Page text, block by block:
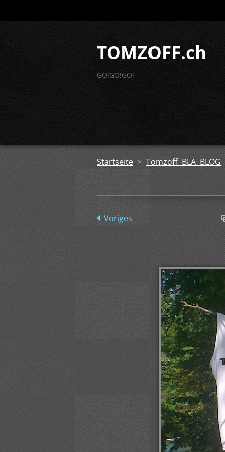
TOMZOFF.ch
GO!GO!GO!
Startseite > Tomzoff BLA BLOG
Voriges